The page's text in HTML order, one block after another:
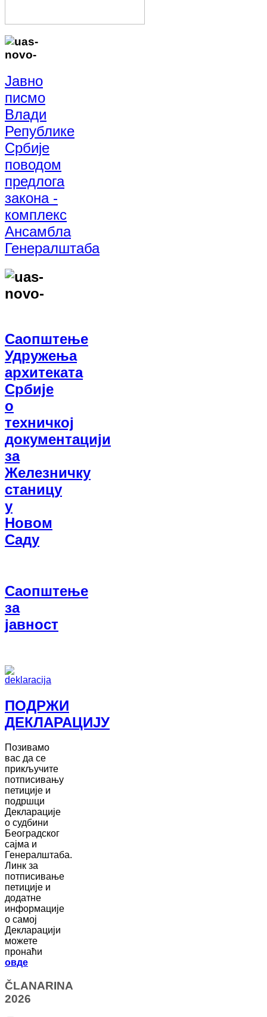
Јавно
писмо
Влади
Републике
Србије
поводом
предлога
закона -
комплекс
Ансамбла
Генералштаба
Саопштење
Удружења
архитеката
Србије
о
техничкој
документацији
за
Железничку
станицу
у
Новом
Саду
Саопштење
за
јавност
ПОДРЖИ
ДЕКЛАРАЦИЈУ
Позивамо
вас да се
прикључите
потписивању
петиције и
подршци
Декларације
о судбини
Београдског
сајма и
Генералштаба.
Линк за
потписивање
петиције и
додатне
информације
о самој
Декларацији
можете
пронаћи
овде
ČLANARINA
2026